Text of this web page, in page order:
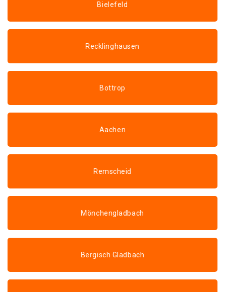
Bielefeld
Recklinghausen
Bottrop
Aachen
Remscheid
Mönchengladbach
Bergisch Gladbach